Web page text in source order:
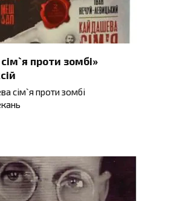
проти зомбі»
сім`я проти зомбі